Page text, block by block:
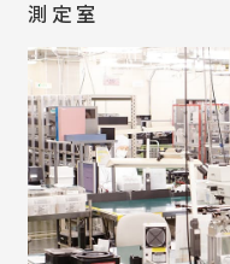
測定室